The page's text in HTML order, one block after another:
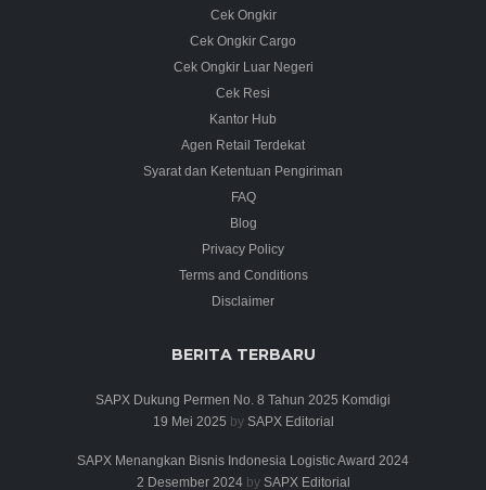
Cek Ongkir
Cek Ongkir Cargo
Cek Ongkir Luar Negeri
Cek Resi
Kantor Hub
Agen Retail Terdekat
Syarat dan Ketentuan Pengiriman
FAQ
Blog
Privacy Policy
Terms and Conditions
Disclaimer
BERITA TERBARU
SAPX Dukung Permen No. 8 Tahun 2025 Komdigi
19 Mei 2025 by SAPX Editorial
SAPX Menangkan Bisnis Indonesia Logistic Award 2024
2 Desember 2024by SAPX Editorial